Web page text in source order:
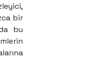
bir
bu